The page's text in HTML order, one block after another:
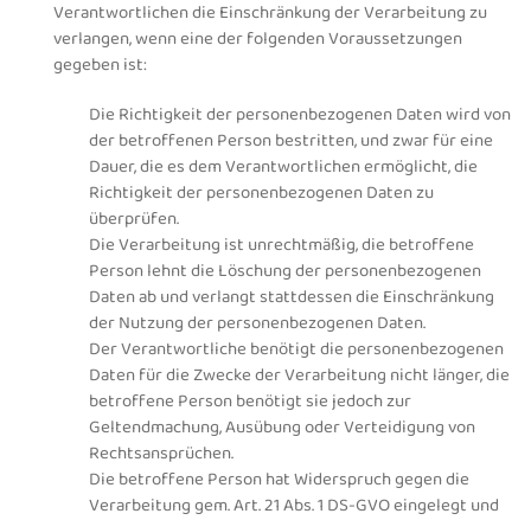
Verantwortlichen die Einschränkung der Verarbeitung zu
verlangen, wenn eine der folgenden Voraussetzungen
gegeben ist:
Die Richtigkeit der personenbezogenen Daten wird von
der betroffenen Person bestritten, und zwar für eine
Dauer, die es dem Verantwortlichen ermöglicht, die
Richtigkeit der personenbezogenen Daten zu
überprüfen.
Die Verarbeitung ist unrechtmäßig, die betroffene
Person lehnt die Löschung der personenbezogenen
Daten ab und verlangt stattdessen die Einschränkung
der Nutzung der personenbezogenen Daten.
Der Verantwortliche benötigt die personenbezogenen
Daten für die Zwecke der Verarbeitung nicht länger, die
betroffene Person benötigt sie jedoch zur
Geltendmachung, Ausübung oder Verteidigung von
Rechtsansprüchen.
Die betroffene Person hat Widerspruch gegen die
Verarbeitung gem. Art. 21 Abs. 1 DS-GVO eingelegt und